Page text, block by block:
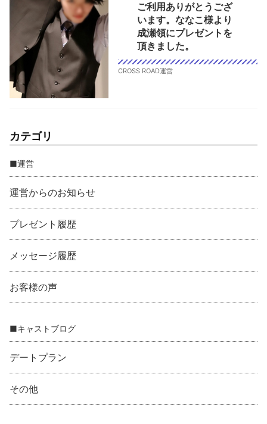
ご利用ありがとうござ
います。ななこ様より
成瀬領にプレゼントを
頂きました。
CROSS ROAD運営
カテゴリ
■運営
運営からのお知らせ
プレゼント履歴
メッセージ履歴
お客様の声
■キャストブログ
デートプラン
その他